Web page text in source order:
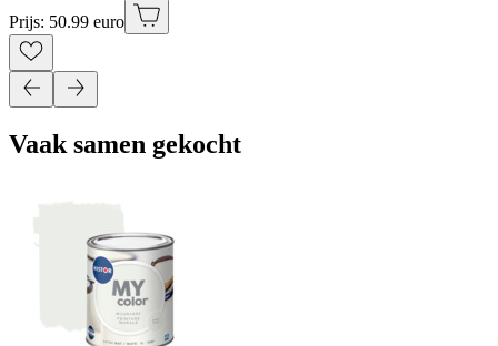
Prijs: 50.99 euro
Vaak samen gekocht